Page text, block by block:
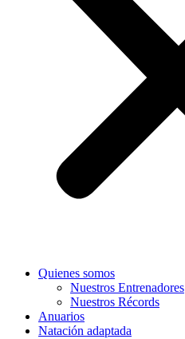
Quienes somos
Nuestros Entrenadores
Nuestros Récords
Anuarios
Natación adaptada